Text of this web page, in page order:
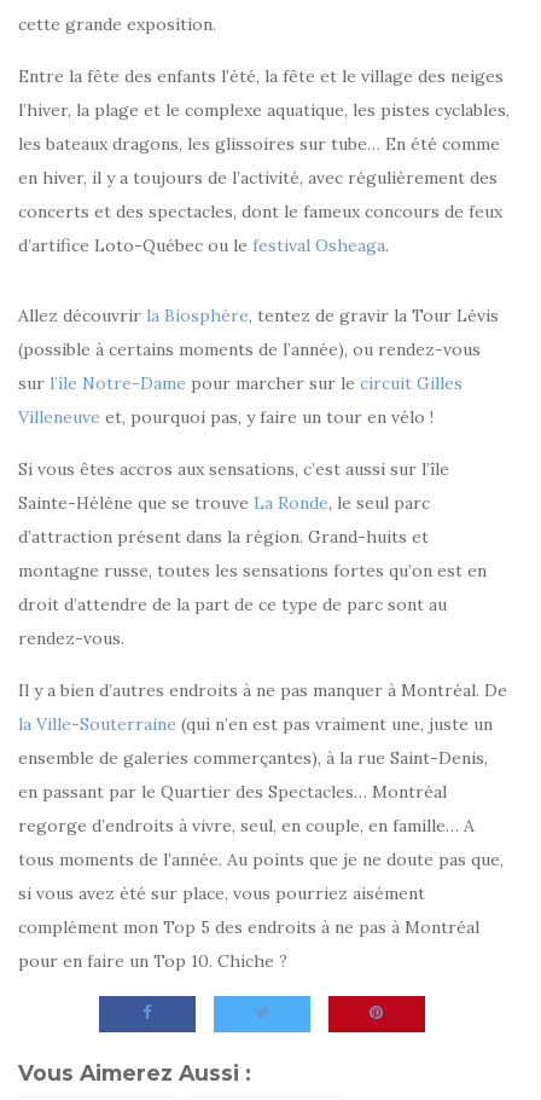
cette grande exposition.
Entre la fête des enfants l’été, la fête et le village des neiges
l’hiver, la plage et le complexe aquatique, les pistes cyclables,
les bateaux dragons, les glissoires sur tube… En été comme
en hiver, il y a toujours de l’activité, avec régulièrement des
concerts et des spectacles, dont le fameux concours de feux
d’artifice Loto-Québec ou le festival Osheaga.
Allez découvrir la Biosphère, tentez de gravir la Tour Lévis
(possible à certains moments de l’année), ou rendez-vous
sur l’île Notre-Dame pour marcher sur le circuit Gilles
Villeneuve et, pourquoi pas, y faire un tour en vélo !
Si vous êtes accros aux sensations, c’est aussi sur l’île
Sainte-Hélène que se trouve La Ronde, le seul parc
d’attraction présent dans la région. Grand-huits et
montagne russe, toutes les sensations fortes qu’on est en
droit d’attendre de la part de ce type de parc sont au
rendez-vous.
Il y a bien d’autres endroits à ne pas manquer à Montréal. De
la Ville-Souterraine (qui n’en est pas vraiment une, juste un
ensemble de galeries commerçantes), à la rue Saint-Denis,
en passant par le Quartier des Spectacles… Montréal
regorge d’endroits à vivre, seul, en couple, en famille… A
tous moments de l’année. Au points que je ne doute pas que,
si vous avez été sur place, vous pourriez aisément
complément mon Top 5 des endroits à ne pas à Montréal
pour en faire un Top 10. Chiche ?
Vous Aimerez Aussi :